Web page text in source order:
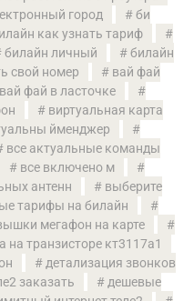
город
би
как узнать тариф
билайн личный
билайн
свой номер
вай фай
вай фай в ласточке
виртуальная карта
йменджер
все актуальные команды
все включено м
антенн
выберите
тарифы на билайн
мегафон на карте
на транзисторе кт3117а1
детализация звонков
заказать
дешевые